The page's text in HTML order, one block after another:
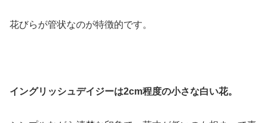
花びらが管状なのが特徴的です。
イングリッシュデイジーは2cm程度の小さな白い花。